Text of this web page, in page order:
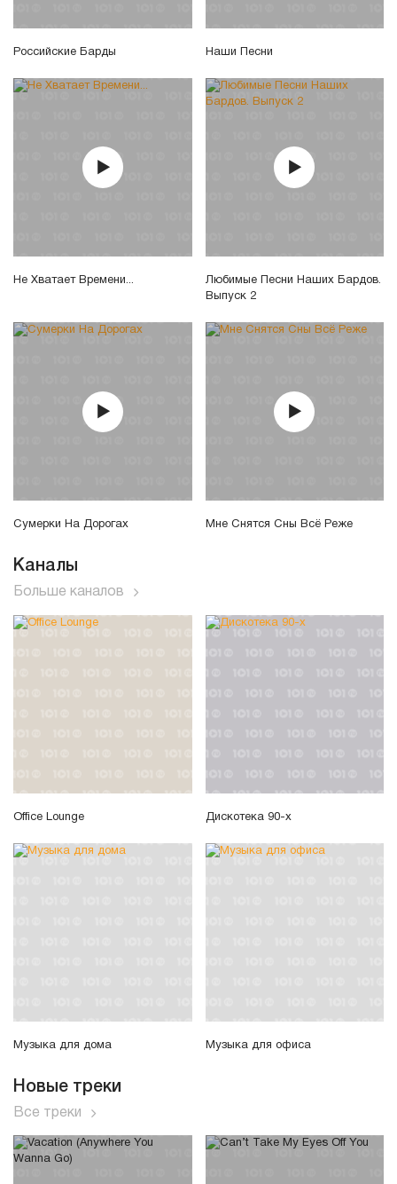
Российские Барды Наши Песни
Не Хватает Времени...
Любимые Песни Наших Бардов.
Выпуск 2
Сумерки На Дорогах Мне Снятся Сны Всё Реже
Каналы
Больше каналов
Office Lounge Дискотека 90-х
Музыка для дома Музыка для офиса
Новые треки
Все треки